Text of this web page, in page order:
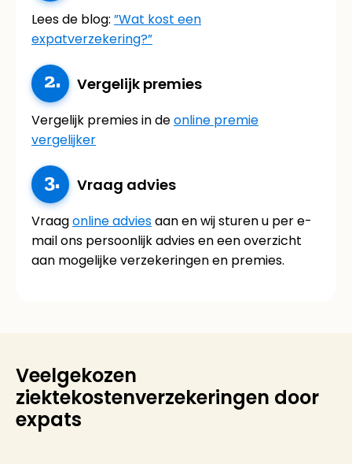
Lees de blog: ”Wat kost een
expatverzekering?”
Vergelijk premies
Vergelijk premies in deonline premie
vergelijker
Vraag advies
Vraagonline adviesaan en wij sturen u per e-
mail ons persoonlijk advies en een overzicht
aan mogelijke verzekeringen en premies.
Veelgekozen
ziektekostenverzekeringen door
expats